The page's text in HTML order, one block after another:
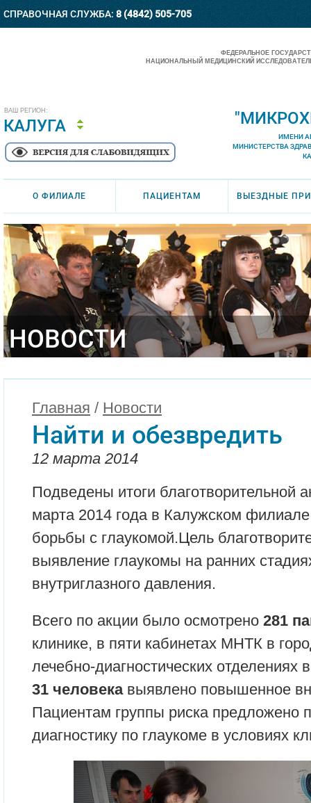
СПРАВОЧНАЯ СЛУЖБА: 8 (4842) 505-705
ВАШ РЕГИОН:
КАЛУГА
ФЕДЕРАЛЬНОЕ
НАЦИОНАЛЬНЫЙ МЕДИЦИНСКИЙ
ИМЕНИ
МИНИСТЕРСТВА
О ФИЛИАЛЕ ПАЦИЕНТАМ ВЫЕЗДНЫЕ
НОВОСТИ
Главная / Новости
Найти и обезвредить
12 марта 2014
Подведены итоги благотворительной
марта 2014 года в Калужском
борьбы с глаукомой.Цель
выявление глаукомы на ранних
внутриглазного давления.
Всего по акции было осмотрено 281
клинике, в пяти кабинетах МНТК в
лечебно-диагностических
31 человекавыявлено повышенное
Пациентам группы риска предложено
диагностику по глаукоме в условиях